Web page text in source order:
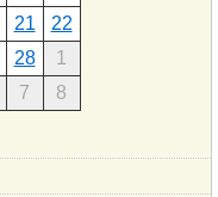
21
22
28
1
7 8